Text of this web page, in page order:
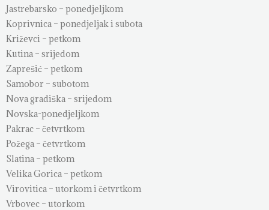
Jastrebarsko – ponedjeljkom
Koprivnica – ponedjeljak i subota
Križevci – petkom
Kutina – srijedom
Zaprešić – petkom
Samobor – subotom
Nova gradiška – srijedom
Novska-ponedjeljkom
Pakrac – četvrtkom
Požega – četvrtkom
Slatina – petkom
Velika Gorica – petkom
Virovitica – utorkom i četvrtkom
Vrbovec – utorkom